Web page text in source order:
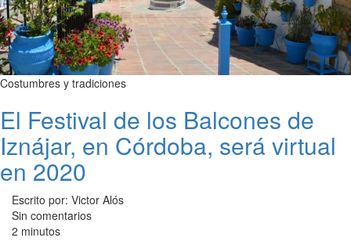
Costumbres y tradiciones
El Festival de los Balcones de
Iznájar, en Córdoba, será virtual
en 2020
Escrito por: Victor Alós
Sin comentarios
2 minutos